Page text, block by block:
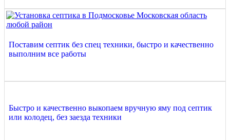
Поставим септик без спец техники, быстро и качественно
выполним все работы
Быстро и качественно выкопаем вручную яму под септик
или колодец, без заезда техники